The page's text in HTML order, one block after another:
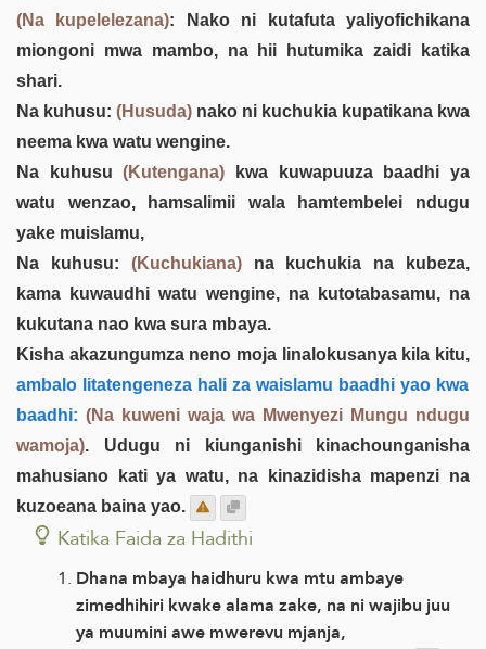
(Na kupelelezana): Nako ni kutafuta yaliyofichikana
miongoni mwa mambo, na hii hutumika zaidi katika
shari.
Na kuhusu: (Husuda) nako ni kuchukia kupatikana kwa
neema kwa watu wengine.
Na kuhusu(Kutengana) kwa kuwapuuza baadhi ya
watu wenzao, hamsalimii wala hamtembelei ndugu
yake muislamu,
Na kuhusu: (Kuchukiana)na kuchukia na kubeza,
kama kuwaudhi watu wengine, na kutotabasamu, na
kukutana nao kwa sura mbaya.
Kisha akazungumza neno moja linalokusanya kila kitu,
ambalo litatengeneza hali za waislamu baadhi yao kwa
baadhi: (Na kuweni waja wa Mwenyezi Mungu ndugu
wamoja). Udugu ni kiunganishi kinachounganisha
mahusiano kati ya watu, na kinazidisha mapenzi na
kuzoeana baina yao.
Katika Faida za Hadithi
Dhana mbaya haidhuru kwa mtu ambaye
zimedhihiri kwake alama zake, na ni wajibu juu
ya muumini awe mwerevu mjanja,